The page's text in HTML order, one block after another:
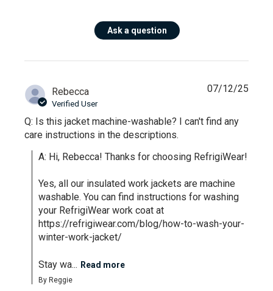
Ask a question
Rebecca
Verified User
Q: Is this jacket machine-washable? I can't find any
care instructions in the descriptions.
A: Hi, Rebecca! Thanks for choosing RefrigiWear!
Yes, all our insulated work jackets are machine
washable. You can find instructions for washing
your RefrigiWear work coat at
https://refrigiwear.com/blog/how-to-wash-your-
winter-work-jacket/
Stay wa... Read more
By Reggie
07/12/25